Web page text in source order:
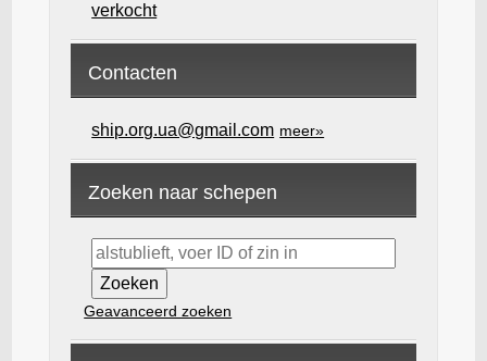
verkocht
Contacten
ship.org.ua@gmail.com meer»
Zoeken naar schepen
Geavanceerd zoeken